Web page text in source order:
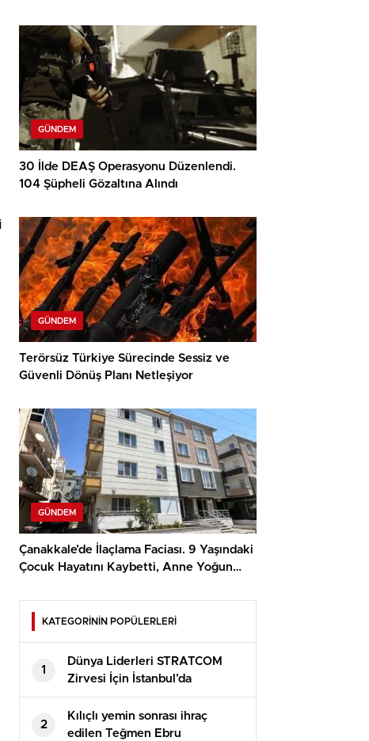
GÜNDEM
30 İlde DEAŞ Operasyonu Düzenlendi.
104 Şüpheli Gözaltına Alındı
GÜNDEM
Terörsüz Türkiye Sürecinde Sessiz ve
Güvenli Dönüş Planı Netleşiyor
GÜNDEM
Çanakkale’de İlaçlama Faciası. 9 Yaşındaki
Çocuk Hayatını Kaybetti, Anne Yoğun
KATEGORİNİN POPÜLERLERİ
1
Dünya Liderleri STRATCOM
Zirvesi İçin İstanbul’da
Buluşuyor
2
Kılıçlı yemin sonrası ihraç
edilen Teğmen Ebru